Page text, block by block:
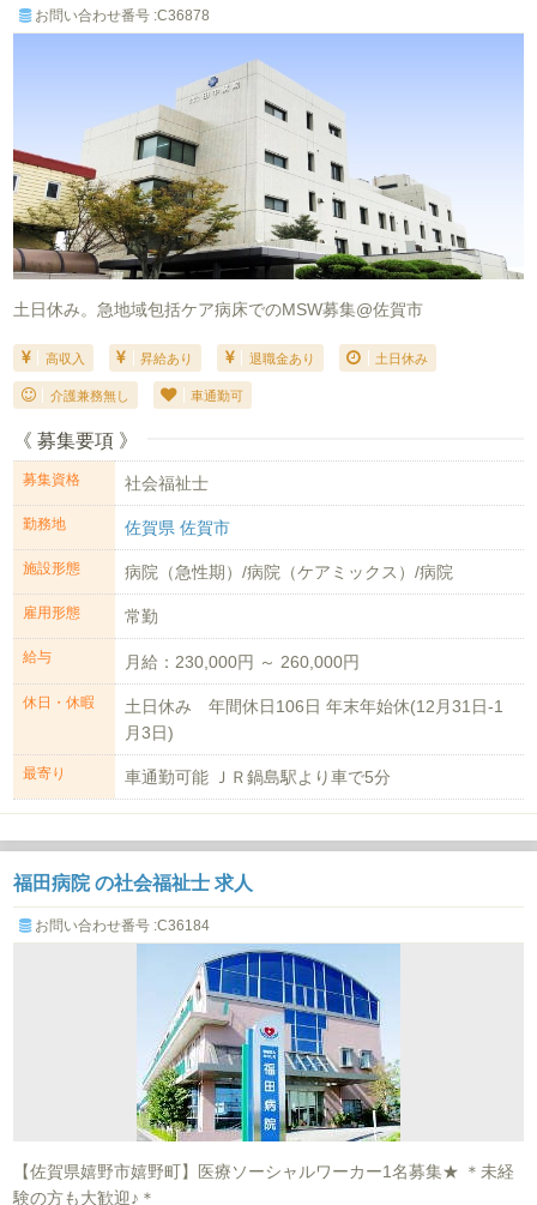
お問い合わせ番号 :C36878
土日休み。急地域包括ケア病床でのMSW募集@佐賀市
高収入 昇給あり 退職金あり 土日休み
介護兼務無し 車通勤可
《 募集要項 》
募集資格 社会福祉士
勤務地 佐賀県 佐賀市
施設形態 病院（急性期）/病院（ケアミックス）/病院
雇用形態 常勤
給与 月給：230,000円 ～ 260,000円
休日・休暇
土日休み 年間休日106日 年末年始休(12月31日‐1
月3日)
最寄り 車通勤可能 ＪＲ鍋島駅より車で5分
福田病院 の社会福祉士 求人
お問い合わせ番号 :C36184
【佐賀県嬉野市嬉野町】医療ソーシャルワーカー1名募集★ ＊未経
験の方も大歓迎♪＊